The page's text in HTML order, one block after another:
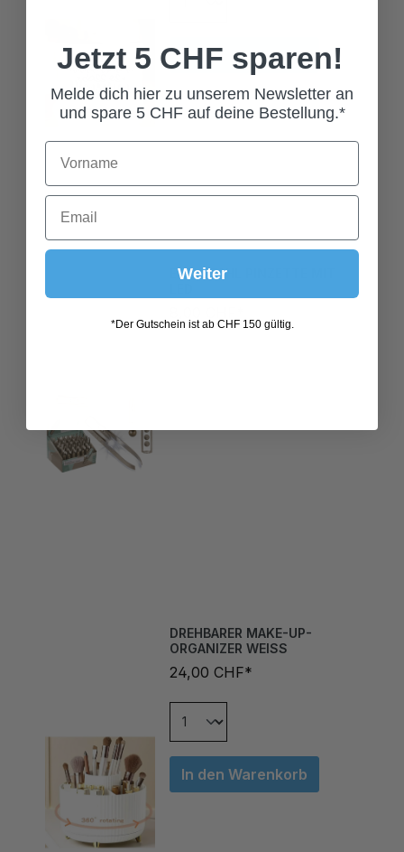
EDELSTAHL PINZETTE MIT
LED
ORGANIZER WEISS
24,00 CHF*
In den Warenkorb
Jetzt 5 CHF sparen!
Melde dich hier zu unserem Newsletter an
und spare 5 CHF auf deine Bestellung.*
Weiter
*Der Gutschein ist ab CHF 150 gültig.